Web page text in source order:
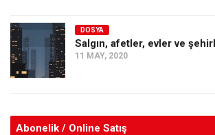
DOSYA
Salgın, afetler, evler ve
11 MAY, 2020
Abonelik / Online Satış